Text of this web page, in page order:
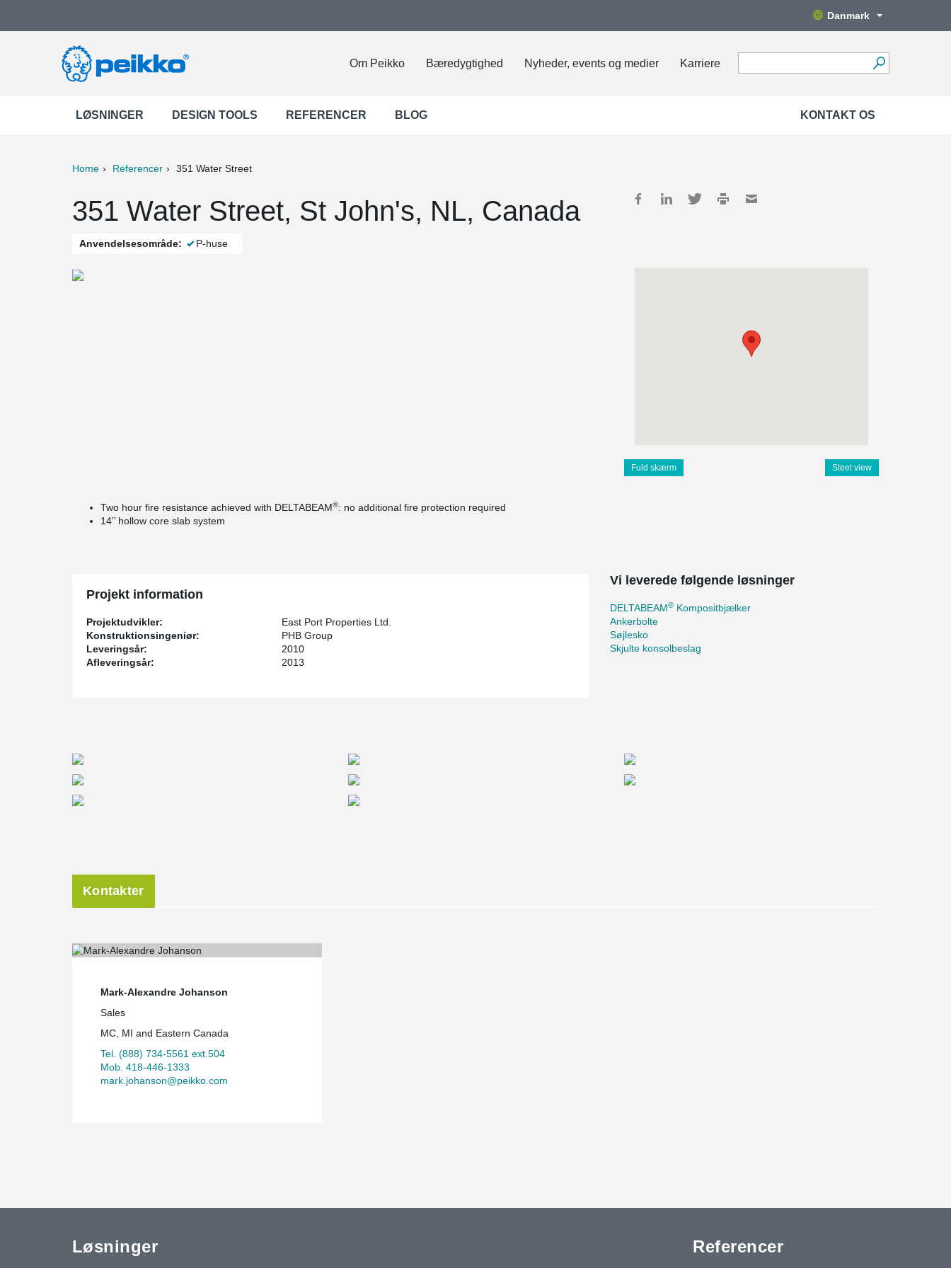
Danmark
Om Peikko Bæredygtighed Nyheder, events og medier Karriere
LØSNINGER DESIGN TOOLS REFERENCER BLOG KONTAKT OS
Home Referencer 351 Water Street
351 Water Street, St John's, NL, Canada
Anvendelsesområde: P-huse
Fuld skærm Steet view
Two hour fire resistance achieved with DELTABEAM®: no additional fire protection required
14’’ hollow core slab system
Projekt information
Projektudvikler:
East Port Properties Ltd.
Konstruktionsingeniør:
PHB Group
Leveringsår:
2010
Afleveringsår:
2013
Vi leverede følgende løsninger
DELTABEAM® Kompositbjælker
Ankerbolte
Søjlesko
Skjulte konsolbeslag
Kontakter
Mark-Alexandre Johanson
Sales
MC, MI and Eastern Canada
Tel. (888) 734-5561 ext.504
Mob. 418-446-1333
mark.johanson@peikko.com
Løsninger Referencer